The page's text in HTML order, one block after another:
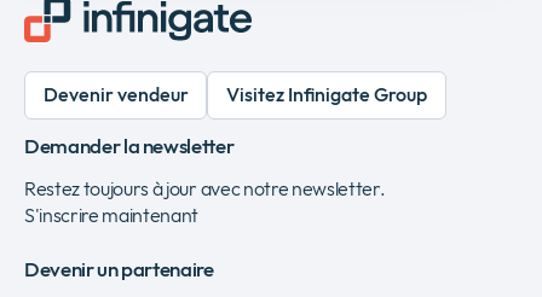
Devenir vendeur Visitez Infinigate Group
Demander la newsletter
Restez toujours à jour avec notre newsletter.
S'inscrire maintenant
Devenir un partenaire